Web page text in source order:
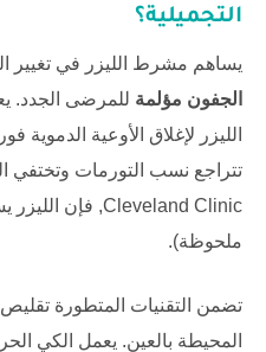
التجميلية؟
يساهم مشرط الليزر في تغيير
الجفون مؤلمة للمرضى الجدد.
الليزر لإغلاق الأوعية الدموية
تتراجع نسب التورمات وتختفي
Cleveland Clinic, فإن الليزر
ملحوظة).
تضمن التقنيات المتطورة
المحيطة بالعين. يعمل الكي